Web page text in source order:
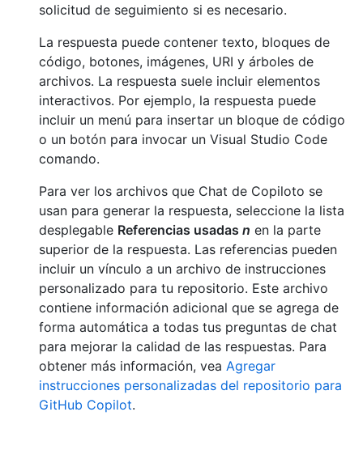
solicitud de seguimiento si es necesario.
La respuesta puede contener texto, bloques de
código, botones, imágenes, URI y árboles de
archivos. La respuesta suele incluir elementos
interactivos. Por ejemplo, la respuesta puede
incluir un menú para insertar un bloque de código
o un botón para invocar un Visual Studio Code
comando.
Para ver los archivos que Chat de Copiloto se
usan para generar la respuesta, seleccione la lista
desplegable Referencias usadas n en la parte
superior de la respuesta. Las referencias pueden
incluir un vínculo a un archivo de instrucciones
personalizado para tu repositorio. Este archivo
contiene información adicional que se agrega de
forma automática a todas tus preguntas de chat
para mejorar la calidad de las respuestas. Para
obtener más información, vea Agregar
instrucciones personalizadas del repositorio para
GitHub Copilot.